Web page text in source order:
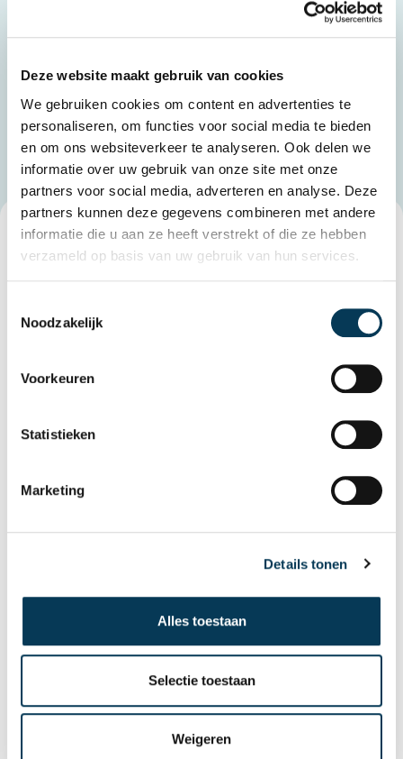
Deze website maakt gebruik van cookies
We gebruiken cookies om content en advertenties te
personaliseren, om functies voor social media te bieden
en om ons websiteverkeer te analyseren. Ook delen we
informatie over uw gebruik van onze site met onze
partners voor social media, adverteren en analyse. Deze
partners kunnen deze gegevens combineren met andere
informatie die u aan ze heeft verstrekt of die ze hebben
verzameld op basis van uw gebruik van hun services.
Noodzakelijk
Voorkeuren
Statistieken
Marketing
Details tonen
Alles toestaan
Selectie toestaan
Weigeren
Tot slot
We hopen dat deze aanpassing helpt om meer rust te
brengen in drukke weken.
GERELATEERD NIEUWS